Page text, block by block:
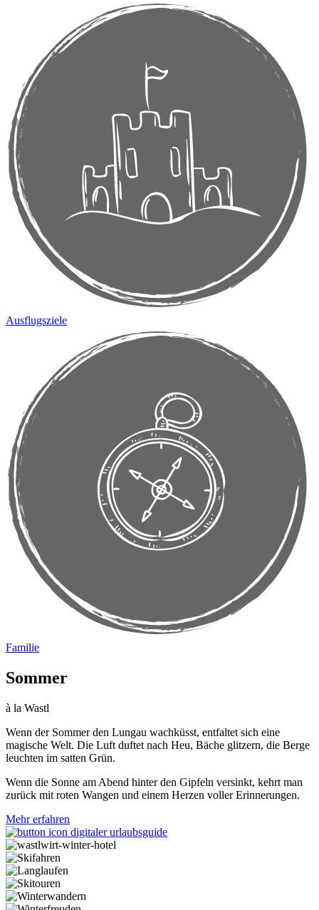
Ausflugsziele
Familie
Sommer
à la Wastl
Wenn der Sommer den Lungau wachküsst, entfaltet sich eine
magische Welt. Die Luft duftet nach Heu, Bäche glitzern, die Berge
leuchten im satten Grün.
Wenn die Sonne am Abend hinter den Gipfeln versinkt, kehrt man
zurück mit roten Wangen und einem Herzen voller Erinnerungen.
Mehr erfahren